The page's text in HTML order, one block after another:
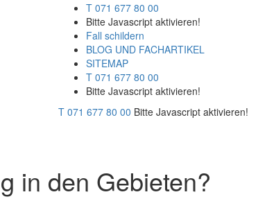
T 071 677 80 00
Bitte Javascript aktivieren!
Fall schildern
BLOG UND FACHARTIKEL
SITEMAP
T 071 677 80 00
Bitte Javascript aktivieren!
T 071 677 80 00 Bitte Javascript aktivieren!
in den Gebieten?